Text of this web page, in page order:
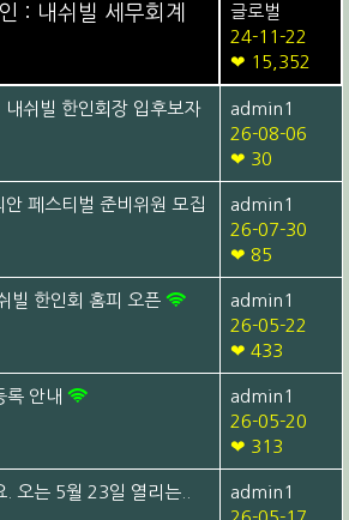
: 내쉬빌 세무회계
글로벌
24-11-22
❤ 15,352
쉬빌 한인회장 입후보자
admin1
26-08-06
❤ 30
안 페스티벌 준비위원 모집
admin1
26-07-30
❤ 85
빌 한인회 홈피 오픈
admin1
26-05-22
❤ 433
록 안내
admin1
26-05-20
❤ 313
. 오는 5월 23일 열리는..
admin1